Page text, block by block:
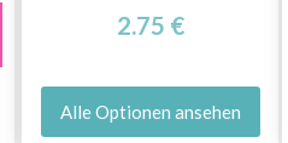
2.75 €
Alle Optionen ansehen